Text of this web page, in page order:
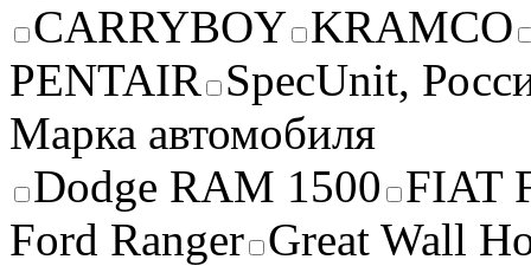
CARRYBOY KRAMCO
PENTAIR SpecUnit,
Марка автомобиля
Dodge RAM 1500 FIAT
Ford Ranger Great Wall